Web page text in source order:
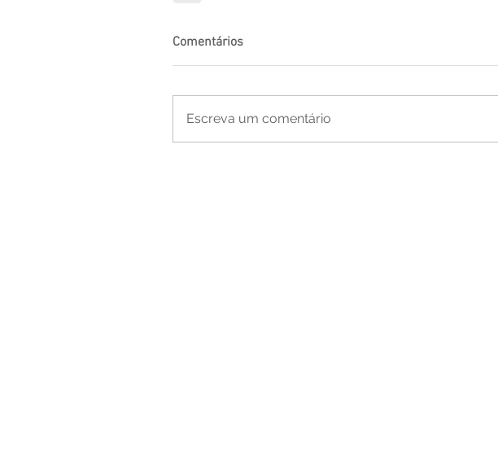
Comentários
Escreva um comentário